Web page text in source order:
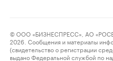
© ООО «БИЗНЕСПРЕСС», АО
2026. Сообщения и материалы
(свидетельство о регистрации
выдано Федеральной службой по